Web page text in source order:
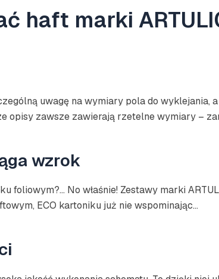
haft marki
uwagę na wymiary pola do wyklejania,
opisy zawsze zawierają rzetelne wymiary –
wzrok
No właśnie! Zestawy marki
ECO kartoniku już nie wspominając…